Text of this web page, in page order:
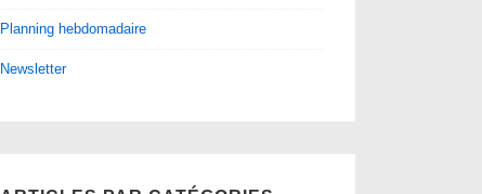
Planning hebdomadaire
Newsletter